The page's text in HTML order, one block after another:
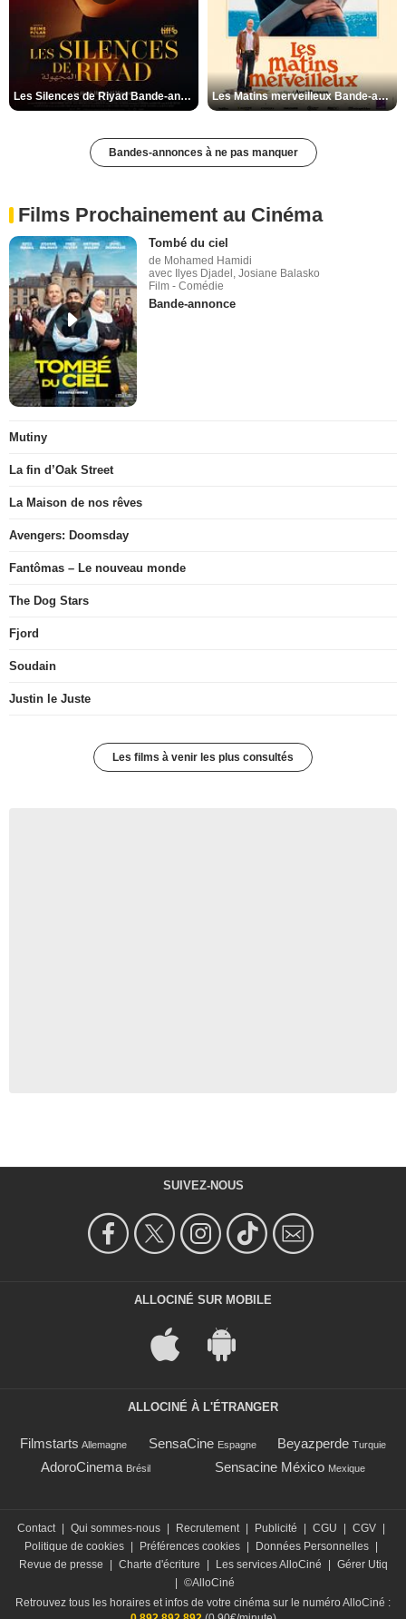
Les Silences de Riyad Bande-annonce VO STFR Les Matins merveilleux Bande-annonce VF
Bandes-annonces à ne pas manquer
Films Prochainement au Cinéma
Tombé du ciel
de Mohamed Hamidi
avec Ilyes Djadel, Josiane Balasko
Film - Comédie
Bande-annonce
Mutiny
La fin d’Oak Street
La Maison de nos rêves
Avengers: Doomsday
Fantômas – Le nouveau monde
The Dog Stars
Fjord
Soudain
Justin le Juste
Les films à venir les plus consultés
SUIVEZ-NOUS
ALLOCINÉ SUR MOBILE
ALLOCINÉ À L'ÉTRANGER
Filmstarts Allemagne SensaCine Espagne Beyazperde Turquie
AdoroCinema Brésil Sensacine México Mexique
Contact Qui sommes-nous Recrutement Publicité CGU CGV
Politique de cookies
Préférences cookies Données Personnelles
Revue de presse
Charte d'écriture Les services AlloCiné
Gérer Utiq
©AlloCiné
Retrouvez tous les horaires et infos de votre cinéma sur le numéro AlloCiné :